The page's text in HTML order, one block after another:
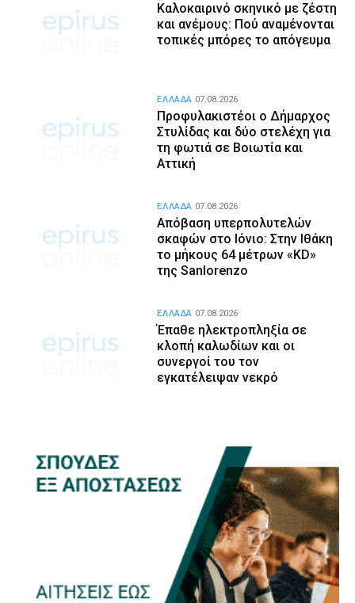
Καλοκαιρινό σκηνικό με ζέστη
και ανέμους: Πού αναμένονται
τοπικές μπόρες το απόγευμα
Προφυλακιστέοι ο Δήμαρχος
Στυλίδας και δύο στελέχη για
τη φωτιά σε Βοιωτία και
Αττική
ΕΛΛΑΔΑ 07.08.2026
Απόβαση υπερπολυτελών
σκαφών στο Ιόνιο: Στην Ιθάκη
το μήκους 64 μέτρων «KD»
της Sanlorenzo
ΕΛΛΑΔΑ 07.08.2026
Έπαθε ηλεκτροπληξία σε
κλοπή καλωδίων και οι
συνεργοί του τον
εγκατέλειψαν νεκρό
ΕΛΛΑΔΑ 07.08.2026